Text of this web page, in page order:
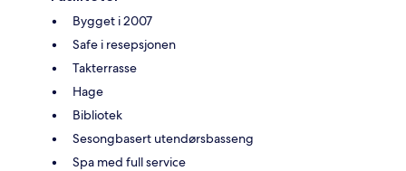
Bygget i 2007
Safe i resepsjonen
Takterrasse
Hage
Bibliotek
Sesongbasert utendørsbasseng
Spa med full service